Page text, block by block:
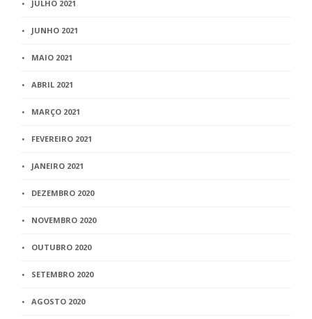
JULHO 2021
JUNHO 2021
MAIO 2021
ABRIL 2021
MARÇO 2021
FEVEREIRO 2021
JANEIRO 2021
DEZEMBRO 2020
NOVEMBRO 2020
OUTUBRO 2020
SETEMBRO 2020
AGOSTO 2020